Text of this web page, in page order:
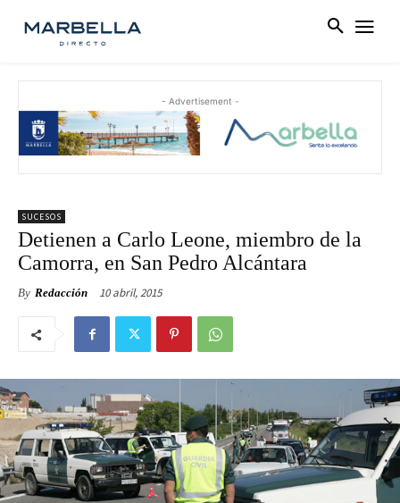
- Advertisement -
SUCESOS
Detienen a Carlo Leone, miembro de la
Camorra, en San Pedro Alcántara
By Redacción 10 abril, 2015